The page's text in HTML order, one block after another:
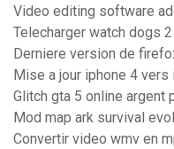
Video editing software
Telecharger watch dogs
Derniere version de
Mise a jour iphone 4 vers
Glitch gta 5 online argent
Mod map ark survival
Convertir video wmv en